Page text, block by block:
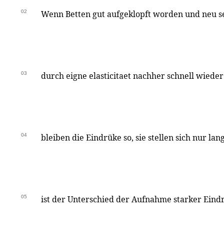
02 Wenn Betten gut aufgeklopft worden und neu
03 durch eigne elasticitaet nachher schnell
04 bleiben die Eindrüke so, sie stellen sich nur
05 ist der Unterschied der Aufnahme starker